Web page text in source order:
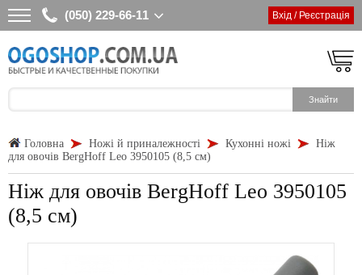
(050) 229-66-11 Вхід / Реєстрація
Головна Ножі й приналежності Кухонні ножі
Ніж
для овочів BergHoff Leo 3950105 (8,5 см)
Ніж для овочів BergHoff Leo 3950105
(8,5 см)